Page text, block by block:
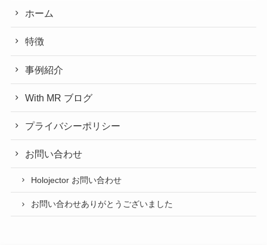
ホーム
特徴
事例紹介
With MR ブログ
プライバシーポリシー
お問い合わせ
Holojector お問い合わせ
お問い合わせありがとうございました